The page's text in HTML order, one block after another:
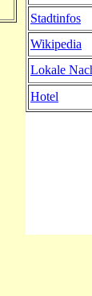
Stadtinfos
Wikipedia
Lokale
Hotel